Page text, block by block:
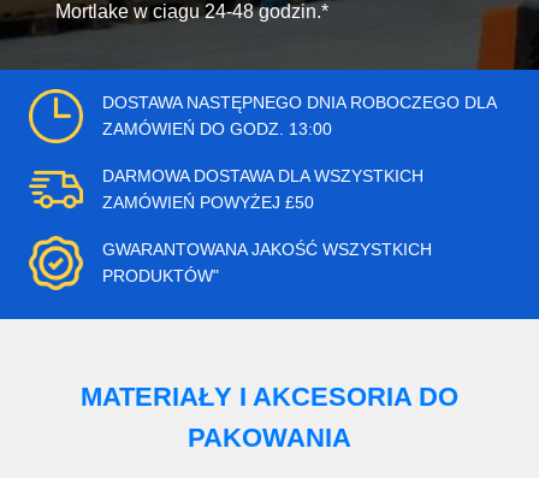
Mortlake w ciagu 24-48 godzin.*
DOSTAWA NASTĘPNEGO DNIA ROBOCZEGO DLA
ZAMÓWIEŃ DO GODZ. 13:00
DARMOWA DOSTAWA DLA WSZYSTKICH
ZAMÓWIEŃ POWYŻEJ £50
GWARANTOWANA JAKOŚĆ WSZYSTKICH
PRODUKTÓW"
MATERIAŁY I AKCESORIA DO
PAKOWANIA